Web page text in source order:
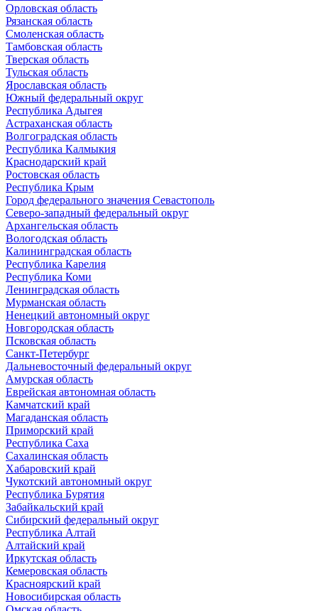
Орловская область
Рязанская область
Смоленская область
Тамбовская область
Тверская область
Тульская область
Ярославская область
Южный федеральный округ
Республика Адыгея
Астраханская область
Волгоградская область
Республика Калмыкия
Краснодарский край
Ростовская область
Республика Крым
Город федерального значения Севастополь
Северо-западный федеральный округ
Архангельская область
Вологодская область
Калининградская область
Республика Карелия
Республика Коми
Ленинградская область
Мурманская область
Ненецкий автономный округ
Новгородская область
Псковская область
Санкт-Петербург
Дальневосточный федеральный округ
Амурская область
Еврейская автономная область
Камчатский край
Магаданская область
Приморский край
Республика Саха
Сахалинская область
Хабаровский край
Чукотский автономный округ
Республика Бурятия
Забайкальский край
Сибирский федеральный округ
Республика Алтай
Алтайский край
Иркутская область
Кемеровская область
Красноярский край
Новосибирская область